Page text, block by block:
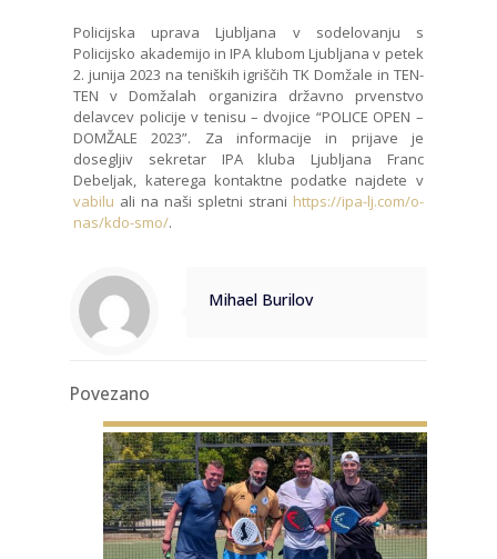
Policijska uprava Ljubljana v sodelovanju s
Policijsko akademijo in IPA klubom Ljubljana v petek
2. junija 2023 na teniških igriščih TK Domžale in TEN-
TEN v Domžalah organizira državno prvenstvo
delavcev policije v tenisu – dvojice “POLICE OPEN –
DOMŽALE 2023”. Za informacije in prijave je
dosegljiv sekretar IPA kluba Ljubljana Franc
Debeljak, katerega kontaktne podatke najdete v
vabilu ali na naši spletni strani https://ipa-lj.com/o-
nas/kdo-smo/.
Mihael Burilov
Povezano